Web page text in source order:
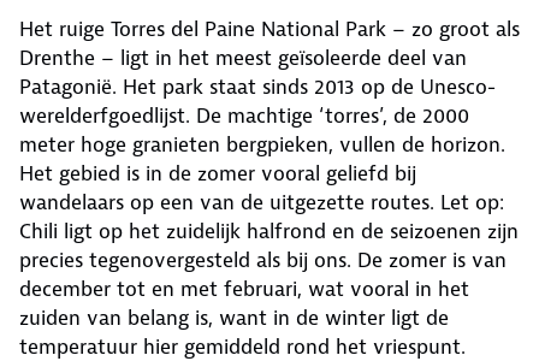
Het ruige Torres del Paine National Park – zo groot als
Drenthe – ligt in het meest geïsoleerde deel van
Patagonië. Het park staat sinds 2013 op de Unesco-
werelderfgoedlijst. De machtige ‘torres’, de 2000
meter hoge granieten bergpieken, vullen de horizon.
Het gebied is in de zomer vooral geliefd bij
wandelaars op een van de uitgezette routes. Let op:
Chili ligt op het zuidelijk halfrond en de seizoenen zijn
precies tegenovergesteld als bij ons. De zomer is van
december tot en met februari, wat vooral in het
zuiden van belang is, want in de winter ligt de
temperatuur hier gemiddeld rond het vriespunt.